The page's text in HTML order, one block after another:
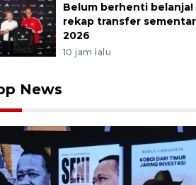
Belum berhenti belanja!
rekap transfer
2026
10 jam lalu
News